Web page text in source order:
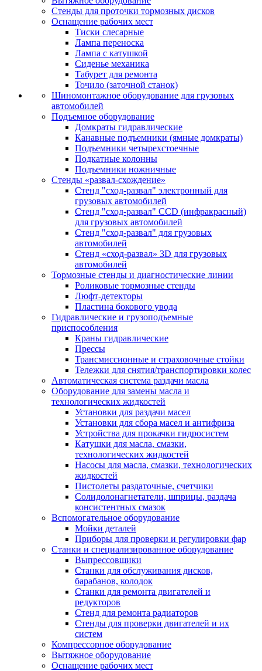
Стенды для проточки тормозных дисков
Оснащение рабочих мест
Тиски слесарные
Лампа переноска
Лампа с катушкой
Сиденье механика
Табурет для ремонта
Точило (заточной станок)
Шиномонтажное оборудование для грузовых
автомобилей
Подъемное оборудование
Домкраты гидравлические
Канавные подъемники (ямные домкраты)
Подъемники четырехстоечные
Подкатные колонны
Подъемники ножничные
Стенды «развал-схождение»
Стенд "сход-развал" электронный для
грузовых автомобилей
Стенд "сход-развал" CCD (инфракрасный)
для грузовых автомобилей
Стенд "сход-развал" для грузовых
автомобилей
Стенд «сход-развал» 3D для грузовых
автомобилей
Тормозные стенды и диагностические линии
Роликовые тормозные стенды
Люфт-детекторы
Пластина бокового увода
Гидравлические и грузоподъемные
приспособления
Краны гидравлические
Прессы
Трансмиссионные и страховочные стойки
Тележки для снятия/транспортировки колес
Автоматическая система раздачи масла
Оборудование для замены масла и
технологических жидкостей
Установки для раздачи масел
Установки для сбора масел и антифриза
Устройства для прокачки гидросистем
Катушки для масла, смазки,
технологических жидкостей
Насосы для масла, смазки, технологических
жидкостей
Пистолеты раздаточные, счетчики
Солидолонагнетатели, шприцы, раздача
консистентных смазок
Вспомогательное оборудование
Мойки деталей
Приборы для проверки и регулировки фар
Станки и специализированное оборудование
Выпрессовщики
Станки для обслуживания дисков,
барабанов, колодок
Станки для ремонта двигателей и
редукторов
Стенд для ремонта радиаторов
Стенды для проверки двигателей и их
систем
Компрессорное оборудование
Вытяжное оборудование
Оснащение рабочих мест